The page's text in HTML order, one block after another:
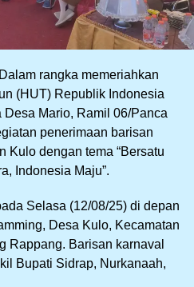
Dalam rangka memeriahkan
(HUT) Republik Indonesia
Mario, Ramil 06/Panca
penerimaan barisan
Kulo dengan tema “Bersatu
Indonesia Maju”.
Selasa (12/08/25) di depan
Desa Kulo, Kecamatan
Rappang. Barisan karnaval
Bupati Sidrap, Nurkanaah,